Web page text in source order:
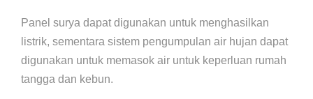
Panel surya dapat digunakan untuk menghasilkan
listrik, sementara sistem pengumpulan air hujan dapat
digunakan untuk memasok air untuk keperluan rumah
tangga dan kebun.